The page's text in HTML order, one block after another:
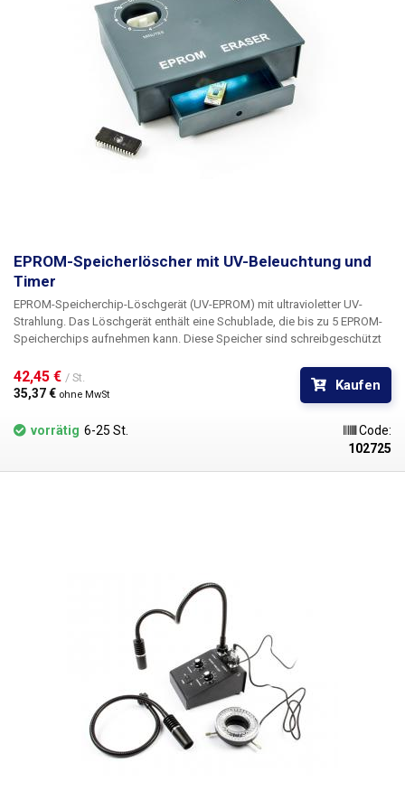
EPROM-Speicherlöscher mit UV-Beleuchtung und
Timer
EPROM-Speicherchip-Löschgerät (UV-EPROM) mit ultravioletter UV-
Strahlung. Das Löschgerät enthält eine Schublade, die bis zu 5 EPROM-
Speicherchips aufnehmen kann. Diese Speicher sind schreibgeschützt
durch UV-Bestrahlung geschehen. Das Löschgerät enthält einen
mechanischen Timer, der auf bis zu 60 Minuten eingestellt werden kann.
Für eine vollständige Löschung des EPROM-Speichers wird eine Zeit von
11 bis 15 Minuten empfohlen. Bei einer kürzeren Zeitspanne wird nicht
der gesamte Speicher gelöscht. Bevor Sie den Speicher in das
entfernen, die das transparente Fenster mit dem Chip bedecken.
42,45 € / St.
35,37 € ohne MwSt
Kaufen
vorrätig 6-25 St.
Code:
102725